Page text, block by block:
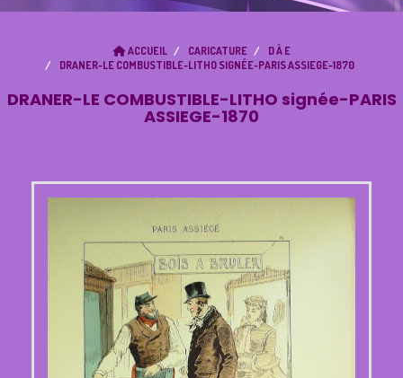
ACCUEIL CARICATURE
D À E
DRANER-LE COMBUSTIBLE-LITHO SIGNÉE-PARIS ASSIEGE-1870
DRANER-LE COMBUSTIBLE-LITHO signée-PARIS
ASSIEGE-1870